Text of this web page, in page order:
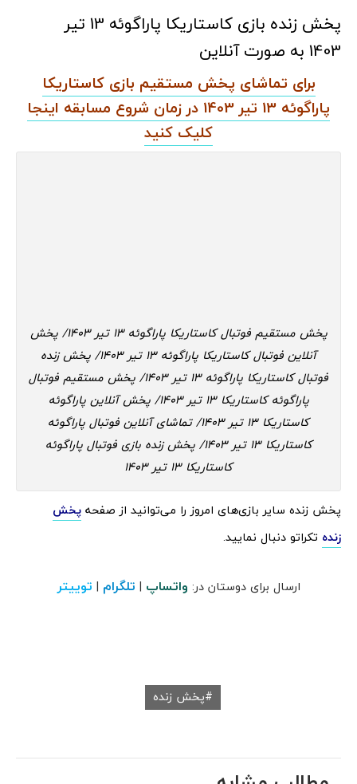
پخش زنده بازی کاستاریکا پاراگوئه 13 تیر
1403 به صورت آنلاین
برای تماشای پخش مستقیم بازی کاستاریکا
پاراگوئه 13 تیر 1403 در زمان شروع مسابقه اینجا
کلیک کنید
پخش مستقیم فوتبال کاستاریکا پاراگوئه 13 تیر 1403/ پخش
آنلاین فوتبال کاستاریکا پاراگوئه 13 تیر 1403/ پخش زنده
فوتبال کاستاریکا پاراگوئه 13 تیر 1403/ پخش مستقیم فوتبال
پاراگوئه کاستاریکا 13 تیر 1403/ پخش آنلاین پاراگوئه
کاستاریکا 13 تیر 1403/ تماشای آنلاین فوتبال پاراگوئه
کاستاریکا 13 تیر 1403/ پخش زنده بازی فوتبال پاراگوئه
کاستاریکا 13 تیر 1403
پخش زنده سایر بازی‌های امروز را می‌توانید از صفحه پخش
زنده تکراتو دنبال نمایید.
ارسال برای دوستان در: واتساپ | تلگرام | توییتر
پخش زنده